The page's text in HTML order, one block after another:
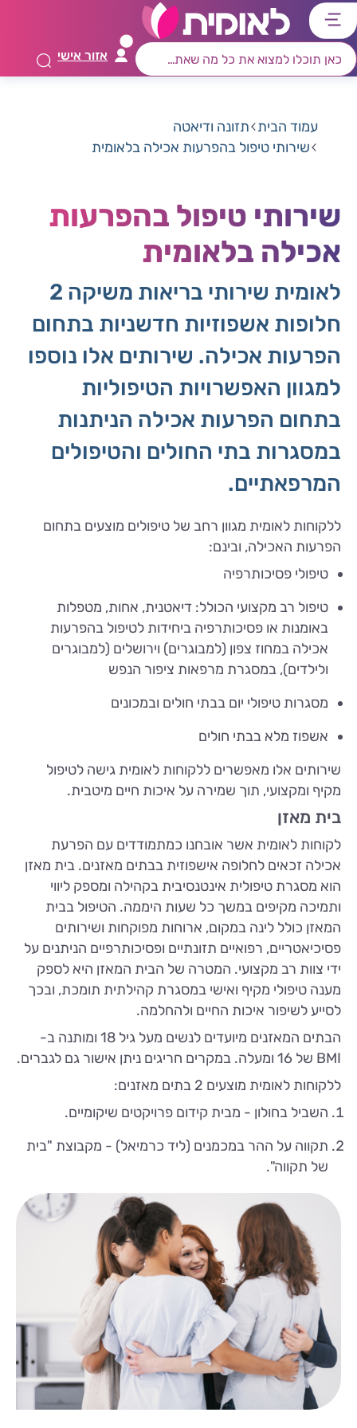
דלג
לתפריט
ראשי
דלג
לרכיב
חיפוש
דלג
לתוכן
מרכזי
דלג
לאזור
קישורים
אזור אישי
עמוד הבית תזונה ודיאטה
שירותי טיפול בהפרעות אכילה בלאומית
שירותי טיפול בהפרעות
אכילה בלאומית
לאומית שירותי בריאות משיקה 2
חלופות אשפוזיות חדשניות בתחום
הפרעות אכילה. שירותים אלו נוספו
למגוון האפשרויות הטיפוליות
בתחום הפרעות אכילה הניתנות
במסגרות בתי החולים והטיפולים
המרפאתיים.
ללקוחות לאומית מגוון רחב של טיפולים מוצעים בתחום
הפרעות האכילה, ובינם:
טיפולי פסיכותרפיה
טיפול רב מקצועי הכולל: דיאטנית, אחות, מטפלות
באומנות או פסיכותרפיה ביחידות לטיפול בהפרעות
אכילה במחוז צפון (למבוגרים) וירושלים (למבוגרים
ולילדים), במסגרת מרפאות ציפור הנפש
מסגרות טיפולי יום בבתי חולים ובמכונים
אשפוז מלא בבתי חולים
שירותים אלו מאפשרים ללקוחות לאומית גישה לטיפול
מקיף ומקצועי, תוך שמירה על איכות חיים מיטבית.
בית מאזן
לקוחות לאומית אשר אובחנו כמתמודדים עם הפרעת
אכילה זכאים לחלופה אישפוזית בבתים מאזנים. בית מאזן
הוא מסגרת טיפולית אינטנסיבית בקהילה ומספק ליווי
ותמיכה מקיפים במשך כל שעות היממה. הטיפול בבית
המאזן כולל לינה במקום, ארוחות מפוקחות ושירותים
פסיכיאטריים, רפואיים תזונתיים ופסיכותרפיים הניתנים על
ידי צוות רב מקצועי. המטרה של הבית המאזן היא לספק
מענה טיפולי מקיף ואישי במסגרת קהילתית תומכת, ובכך
לסייע לשיפור איכות החיים ולהחלמה.
הבתים המאזנים מיועדים לנשים מעל גיל 18 ומותנה ב-
BMI של 16 ומעלה. במקרים חריגים ניתן אישור גם לגברים.
ללקוחות לאומית מוצעים 2 בתים מאזנים:
השביל בחולון - מבית קידום פרויקטים שיקומיים.
תקווה על ההר במכמנים (ליד כרמיאל) - מקבוצת "בית
של תקווה".